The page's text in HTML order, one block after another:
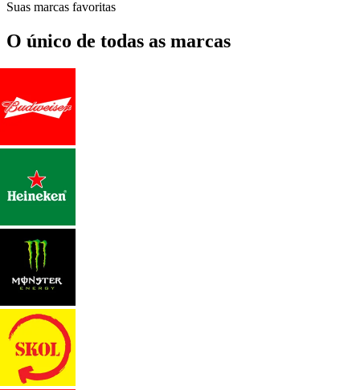
Suas marcas favoritas
O único de todas as marcas